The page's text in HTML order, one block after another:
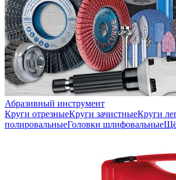
Абразивный инструмент
Круги отрезныеКруги зачистныеКруги
полировальныеГоловки шлифовальные